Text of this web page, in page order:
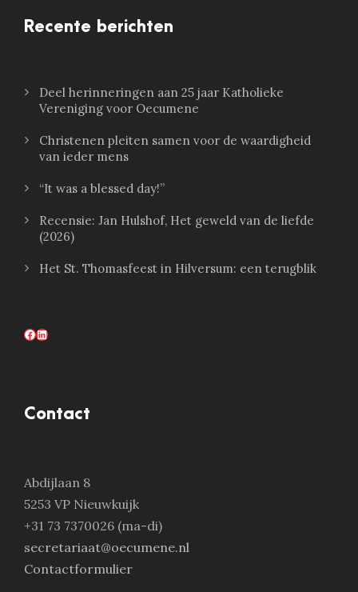
Recente berichten
Deel herinneringen aan 25 jaar Katholieke
Vereniging voor Oecumene
Christenen pleiten samen voor de waardigheid
van ieder mens
“It was a blessed day!”
Recensie: Jan Hulshof, Het geweld van de liefde
(2026)
Het St. Thomasfeest in Hilversum: een terugblik
Facebook LinkedIn
Contact
Abdijlaan 8
5253 VP Nieuwkuijk
+31 73 7370026 (ma-di)
secretariaat@oecumene.nl
Contactformulier